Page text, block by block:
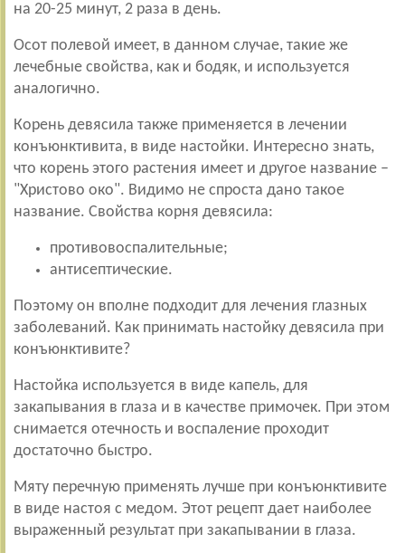
на 20-25 минут, 2 раза в день.
Осот полевой имеет, в данном случае, такие же
лечебные свойства, как и бодяк, и используется
аналогично.
Корень девясила также применяется в лечении
конъюнктивита, в виде настойки. Интересно знать,
что корень этого растения имеет и другое название –
"Христово око". Видимо не спроста дано такое
название. Свойства корня девясила:
противовоспалительные;
антисептические.
Поэтому он вполне подходит для лечения глазных
заболеваний. Как принимать настойку девясила при
конъюнктивите?
Настойка используется в виде капель, для
закапывания в глаза и в качестве примочек. При этом
снимается отечность и воспаление проходит
достаточно быстро.
Мяту перечную применять лучше при конъюнктивите
в виде настоя с медом. Этот рецепт дает наиболее
выраженный результат при закапывании в глаза.